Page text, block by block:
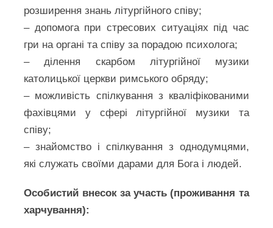
розширення знань літургійного співу;
– допомога при стресових ситуаціях під час
гри на органі та співу за порадою психолога;
– ділення скарбом літургійної музики
католицької церкви римського обряду;
– можливість спілкування з кваліфікованими
фахівцями у сфері літургійної музики та
співу;
– знайомство і спілкування з однодумцями,
які служать своїми дарами для Бога і людей.
Особистий внесок за участь (проживання та
харчування):